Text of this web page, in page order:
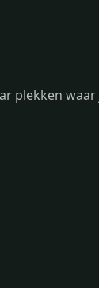
plekken